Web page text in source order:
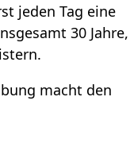
jeden Tag eine
30 Jahre,
macht den